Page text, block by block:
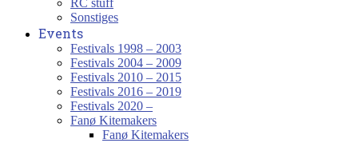
RC stuff
Sonstiges
Events
Festivals 1998 – 2003
Festivals 2004 – 2009
Festivals 2010 – 2015
Festivals 2016 – 2019
Festivals 2020 –
Fanø Kitemakers
Fanø Kitemakers